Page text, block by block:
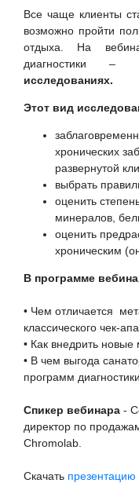
Все чаще клиенты
возможно пройти
отдыха. На
диагностики –
исследованиях.
Этот вид
хронических
развернутой
выбрать
оценить
минералов,
оценить
хроническим
В программе
• Чем отличается
классического чек-
• Как внедрить новые
• В чем выгода
программ
Спикер вебинара -
директор по
Chromolab.
Скачать презентацию